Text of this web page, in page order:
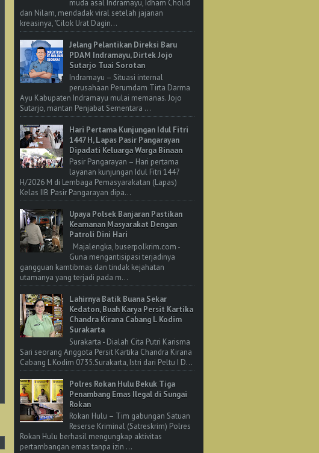
muda asal Indramayu, Idham Cholid
dan Nilam, mendadak viral setelah jajanan
kreasinya, "Cilok Urat Dagin...
Jelang Pelantikan Direksi Baru
PDAM Indramayu, Dirtek Jojo
Sutarjo Tuai Sorotan
Indramayu – Situasi internal
perusahaan Perumdam Tirta Darma
Ayu Kabupaten Indramayu mulai memanas. Jojo
Sutarjo, mantan Penjabat Sementara ...
Hari Pertama Kunjungan Idul Fitri
1447 H, Lapas Pasir Pangarayan
Dipadati Keluarga Warga Binaan
Pasir Pangarayan – Hari pertama
layanan kunjungan Idul Fitri 1447
H/2026 M di Lembaga Pemasyarakatan (Lapas)
Kelas IIB Pasir Pangarayan dipa...
Upaya Polsek Banjaran Pastikan
Keamanan Masyarakat Dengan
Patroli Dini Hari
Majalengka, buserpolkrim.com -
Guna mengantisipasi terjadinya
gangguan kamtibmas dan tindak kejahatan
utamanya yang terjadi pada m...
Lahirnya Batik Buana Sekar
Kedaton, Buah Karya Persit Kartika
Chandra Kirana Cabang L Kodim
Surakarta
Surakarta - Dialah Cita Putri Karisma
Sari seorang Anggota Persit Kartika Chandra Kirana
Cabang L Kodim 0735.Surakarta, Istri dari Peltu I D...
Polres Rokan Hulu Bekuk Tiga
Penambang Emas Ilegal di Sungai
Rokan
Rokan Hulu – Tim gabungan Satuan
Reserse Kriminal (Satreskrim) Polres
Rokan Hulu berhasil mengungkap aktivitas
pertambangan emas tanpa izin ...